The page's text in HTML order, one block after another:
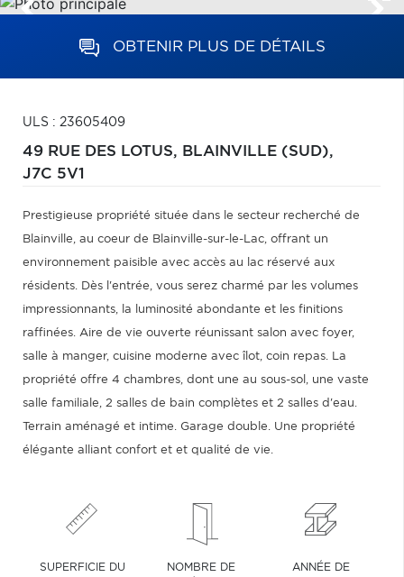
OBTENIR PLUS DE DÉTAILS
ULS : 23605409
49 RUE DES LOTUS, BLAINVILLE (SUD),
J7C 5V1
Prestigieuse propriété située dans le secteur recherché de
Blainville, au coeur de Blainville-sur-le-Lac, offrant un
environnement paisible avec accès au lac réservé aux
résidents. Dès l'entrée, vous serez charmé par les volumes
impressionnants, la luminosité abondante et les finitions
raffinées. Aire de vie ouverte réunissant salon avec foyer,
salle à manger, cuisine moderne avec îlot, coin repas. La
propriété offre 4 chambres, dont une au sous-sol, une vaste
salle familiale, 2 salles de bain complètes et 2 salles d'eau.
Terrain aménagé et intime. Garage double. Une propriété
élégante alliant confort et et qualité de vie.
SUPERFICIE DU
NOMBRE DE
ANNÉE DE